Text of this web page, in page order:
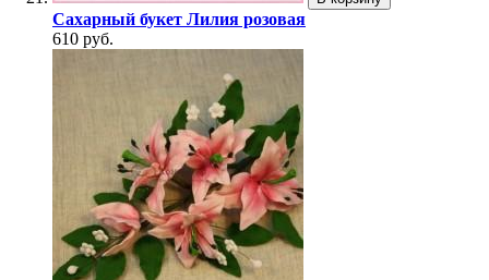
Сахарный букет Лилия розовая
610 руб.